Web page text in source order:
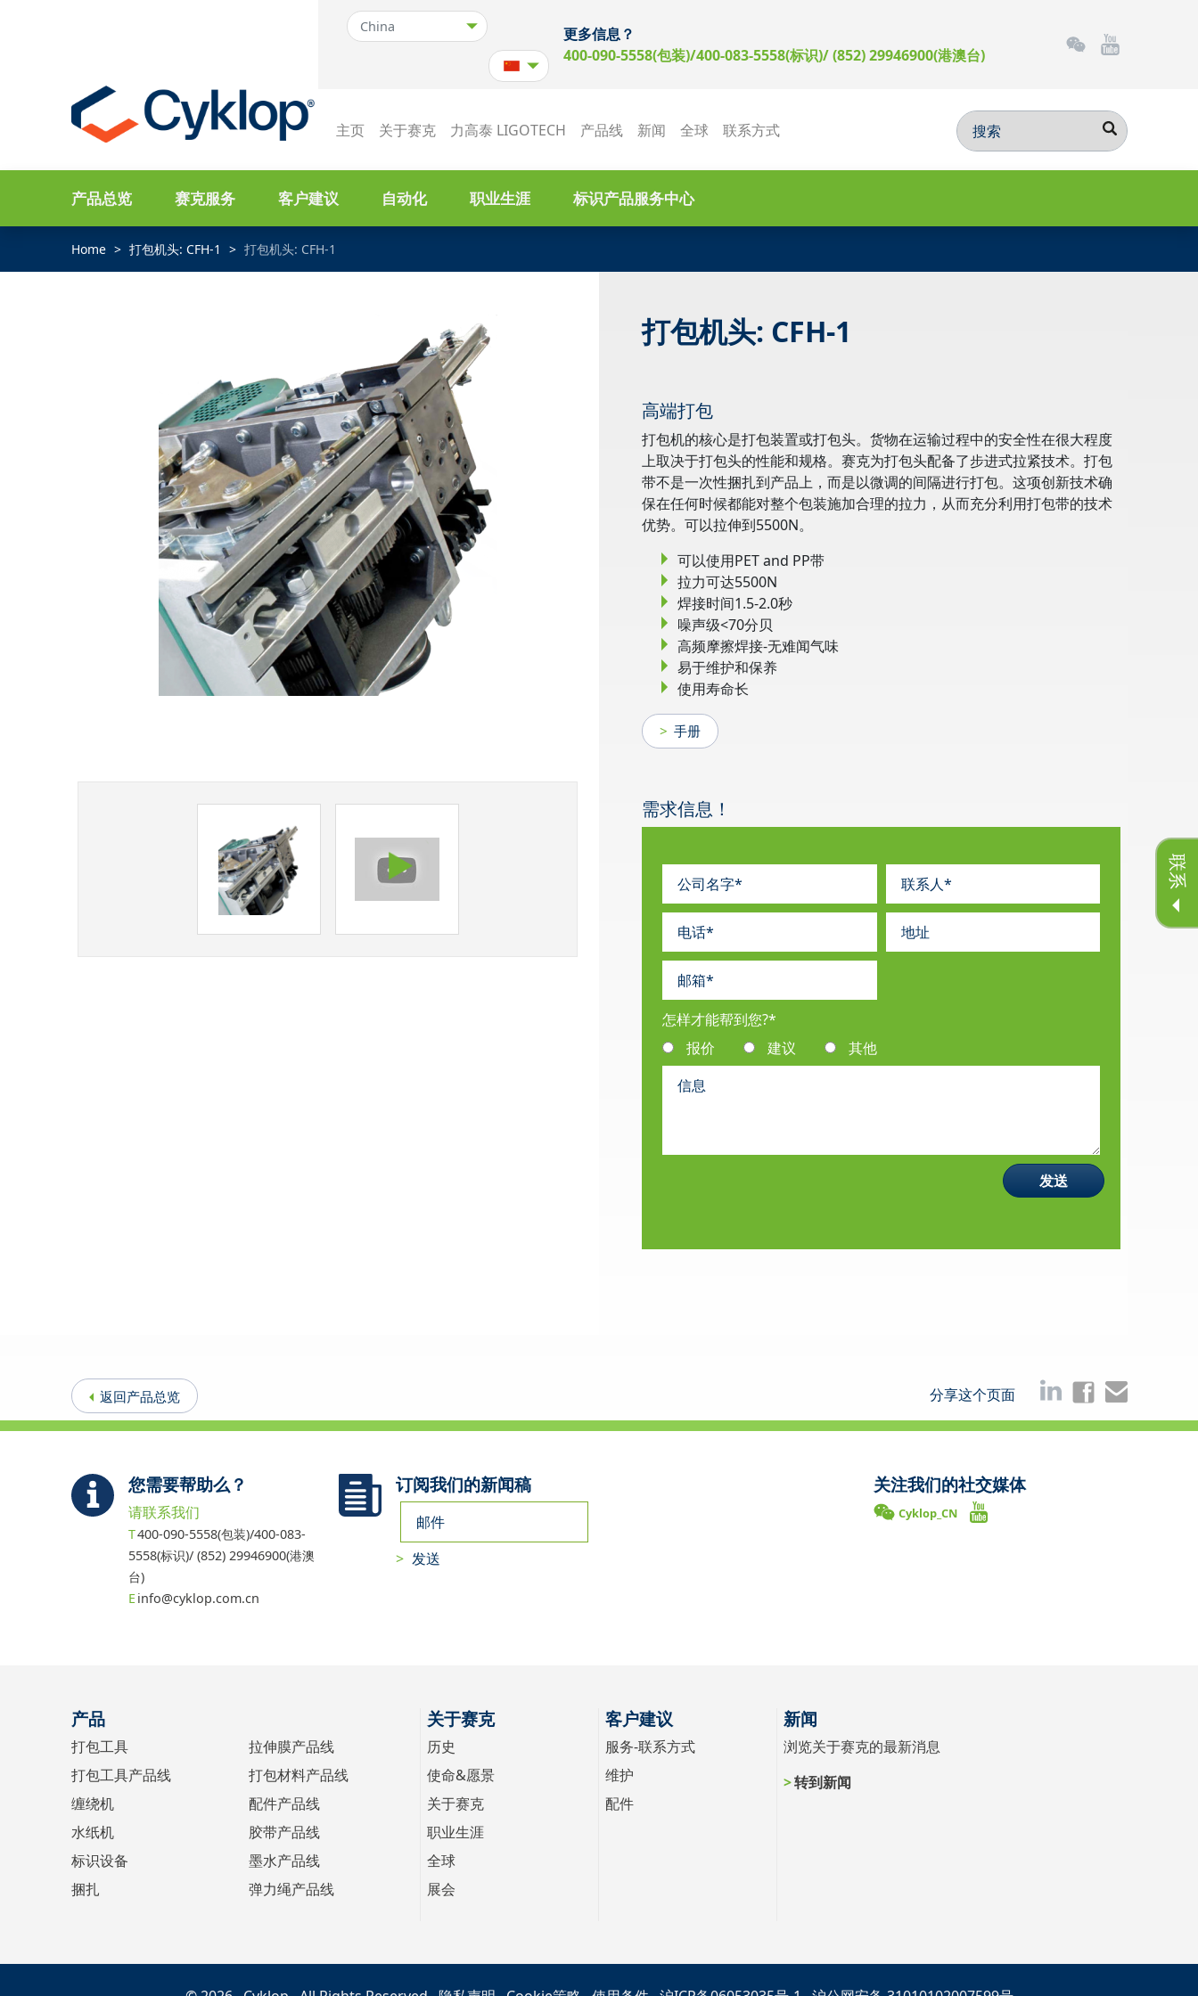
主页 关于赛克 力高泰 LIGOTECH 产品线 新闻 全球 联系方式
更多信息？
400-090-5558(包装)/400-083-5558(标识)/ (852) 29946900(港澳台)
产品总览 赛克服务 客户建议 自动化 职业生涯 标识产品服务中心
联系
Home 打包机头: CFH-1 打包机头: CFH-1
打包机头: CFH-1
高端打包
打包机的核心是打包装置或打包头。货物在运输过程中的安全性在很大程度
上取决于打包头的性能和规格。赛克为打包头配备了步进式拉紧技术。打包
带不是一次性捆扎到产品上，而是以微调的间隔进行打包。这项创新技术确
保在任何时候都能对整个包装施加合理的拉力，从而充分利用打包带的技术
优势。可以拉伸到5500N。
可以使用PET and PP带
拉力可达5500N
焊接时间1.5-2.0秒
噪声级<70分贝
高频摩擦焊接-无难闻气味
易于维护和保养
使用寿命长
手册
需求信息！
怎样才能帮到您?*
报价
建议 其他
返回产品总览 分享这个页面
您需要帮助么？
请联系我们
400-090-5558(包装)/400-083-
5558(标识)/ (852) 29946900(港澳
台)
info@cyklop.com.cn
订阅我们的新闻稿 关注我们的社交媒体
Cyklop_CN
产品
打包工具
打包工具产品线
缠绕机
水纸机
标识设备
捆扎
拉伸膜产品线
打包材料产品线
配件产品线
胶带产品线
墨水产品线
弹力绳产品线
关于赛克
历史
使命&愿景
关于赛克
职业生涯
全球
展会
客户建议
服务-联系方式
维护
配件
新闻
浏览关于赛克的最新消息
转到新闻